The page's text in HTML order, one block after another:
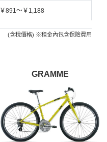
￥891～￥1,188
(含稅價格) ※租金內包含保險費用
GRAMME